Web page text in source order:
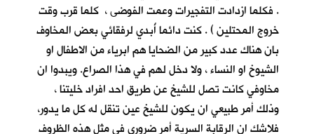
. فكلما ازدادت التفجيرات وعمت الفوضى ، كلما قرب وقت
خروج المحتلين ) . كنت دائما أُبدي لرفقائي بعض المخاوف
بان هناك عدد كبير من الضحايا هم ابرياء من الاطفال او
الشيوخ او النساء ، ولا دخل لهم في هذا الصراع. ويبدوا ان
مخاوفي كانت تصل للشيخ عن طريق احد افراد خليتنا ،
وذلك أمر طبيعي ان يكون للشيخ عين تنقل له كل ما يدور،
فلاشك ان الرقابة السرية أمر ضروري في مثل هذه الظروف